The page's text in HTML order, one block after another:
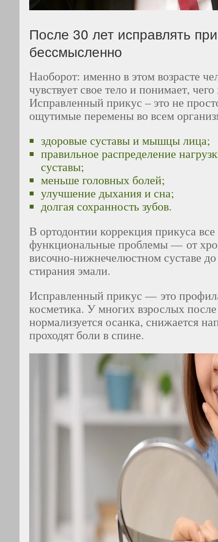
После 30 лет исправлять
бессмысленно
Наоборот: именно в этом возрасте
чувствует свое тело и понимает, чего
Исправленный прикус – это не
ощутимые перемены во всем
здоровые суставы и мышцы лица;
правильное распределение
суставы;
меньше головных болей;
улучшение дыхания и сна;
долгая сохранность зубов.
В ортодонтии коррекция прикуса
функциональные проблемы — от
височно-нижнечелюстном суставе
стирания эмали.
Исправленный прикус — это
косметика. У многих взрослых
нормализуется осанка, снижается
проходят боли в спине.